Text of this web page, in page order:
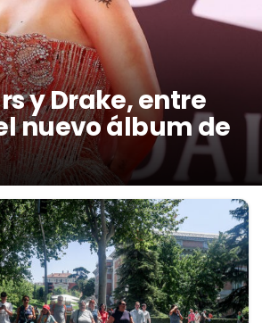
y Drake, entre
nuevo álbum de